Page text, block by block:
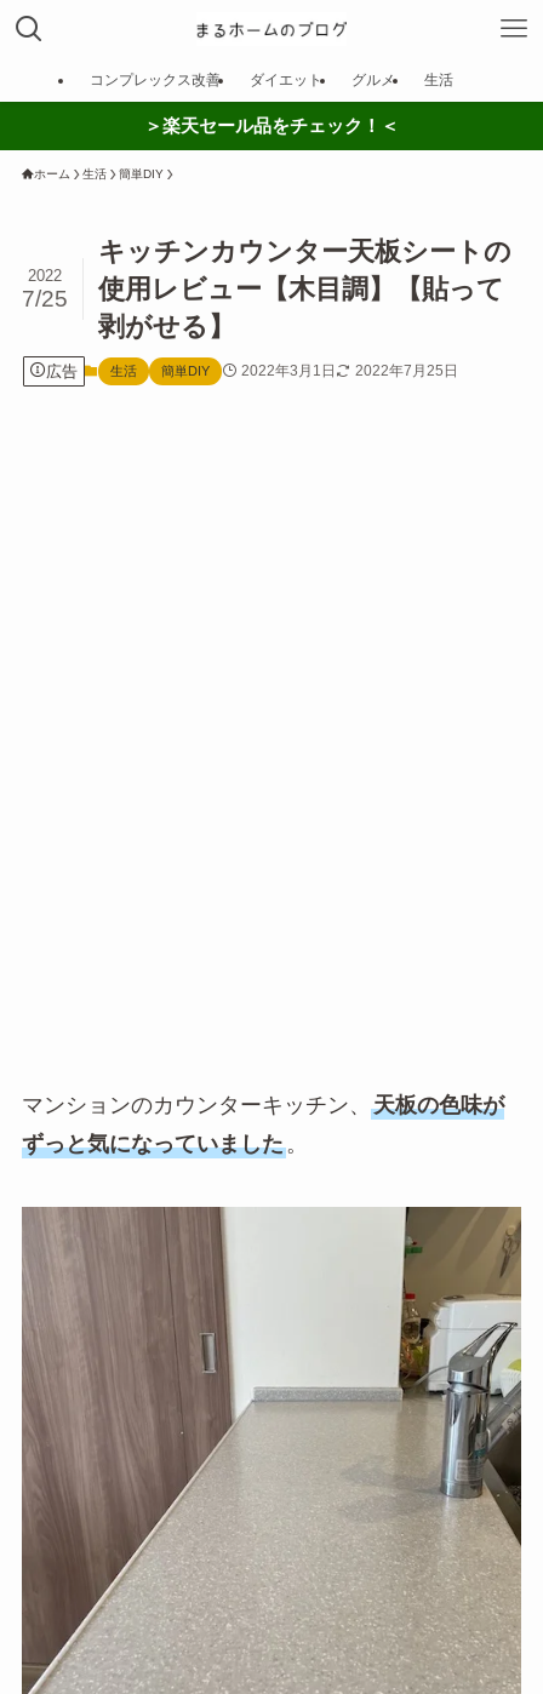
コンプレックス改善 ダイエット グルメ 生活
＞楽天セール品をチェック！＜
ホーム 生活 簡単DIY
キッチンカウンター天板シートの
使用レビュー【木目調】【貼って
剥がせる】
2022
7/25
広告 生活 簡単DIY 2022年3月1日 2022年7月25日
マンションのカウンターキッチン、 天板の色味が
ずっと気になっていました。